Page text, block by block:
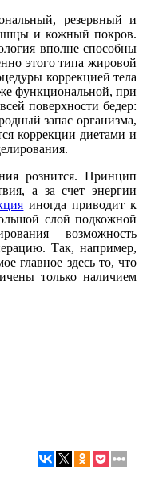
резервный и
и кожный покров.
вполне способны
этого типа жировой
коррекцией тела
функциональной, при
поверхности бедер:
запас организма,
коррекции диетами и
рознится. Принцип
а за счет энергии
иногда приводит к
слой подкожной
– возможность
Так, например,
главное здесь то, что
только наличием